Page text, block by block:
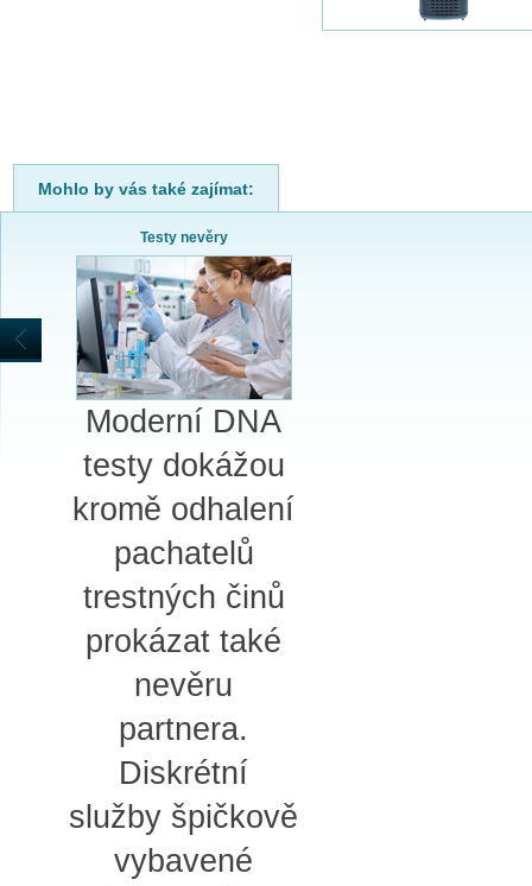
Mohlo by vás také zajímat:
Testy nevěry
Moderní DNA
testy dokážou
kromě odhalení
pachatelů
trestných činů
prokázat také
nevěru
partnera.
Diskrétní
služby špičkově
vybavené